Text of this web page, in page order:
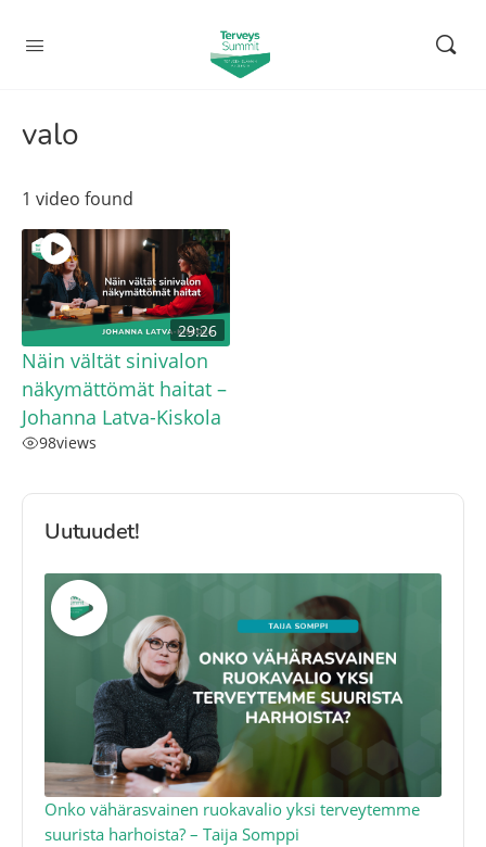
valo
1 video found
29:26
Näin vältät sinivalon
näkymättömät haitat –
Johanna Latva-Kiskola
98views
Uutuudet!
Onko vähärasvainen ruokavalio yksi terveytemme
suurista harhoista? – Taija Somppi